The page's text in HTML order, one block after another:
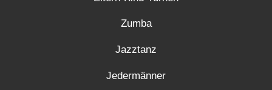
Zumba
Jazztanz
Jedermänner